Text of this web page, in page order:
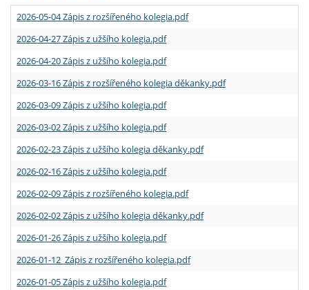
2026-05-04 Zápis z rozšířeného kolegia.pdf
2026-04-27 Zápis z užšího kolegia.pdf
2026-04-20 Zápis z užšího kolegia.pdf
2026-03-16 Zápis z rozšířeného kolegia děkanky.pdf
2026-03-09 Zápis z užšího kolegia.pdf
2026-03-02 Zápis z užšího kolegia.pdf
2026-02-23 Zápis z užšího kolegia děkanky.pdf
2026-02-16 Zápis z užšího kolegia.pdf
2026-02-09 Zápis z rozšířeného kolegia.pdf
2026-02-02 Zápis z užšího kolegia děkanky.pdf
2026-01-26 Zápis z užšího kolegia.pdf
2026-01-12 Zápis z rozšířeného kolegia.pdf
2026-01-05 Zápis z užšího kolegia.pdf